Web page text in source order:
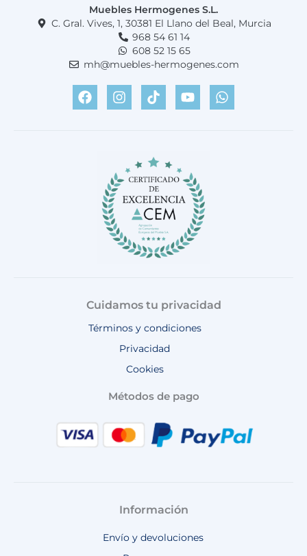
Muebles Hermogenes S.L.
C. Gral. Vives, 1, 30381 El Llano del Beal, Murcia
968 54 61 14
608 52 15 65
mh@muebles-hermogenes.com
F
a
c
I
n
s
a
m
T
i
k
Y
o
u
W
h
a
Cuidamos tu privacidad
Términos y condiciones
Privacidad
Cookies
Métodos de pago
Información
Envío y devoluciones